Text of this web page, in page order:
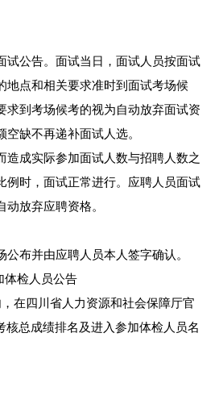
试公告。面试当日，面试人员按面试
地点和相关要求准时到面试考场候
求到考场候考的视为自动放弃面试资
缺不再递补面试人选。
造成实际参加面试人数与招聘人数之
例时，面试正常进行。应聘人员面试
放弃应聘资格。
布并由应聘人员本人签字确认。
体检人员公告
在四川省人力资源和社会保障厅官
核总成绩排名及进入参加体检人员名